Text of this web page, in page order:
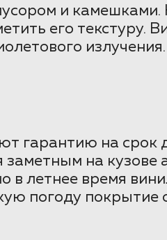
и
его текстуру.
излучения.
гарантию на срок
заметным на кузове
в летнее время
погоду покрытие